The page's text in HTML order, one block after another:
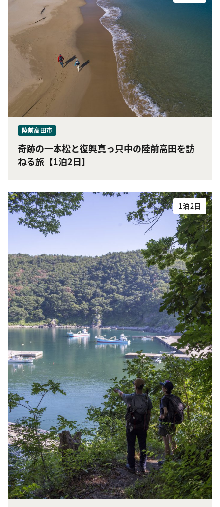
陸前高田市
奇跡の一本松と復興真っ只中の陸前高田を訪
ねる旅【1泊2日】
1泊2日